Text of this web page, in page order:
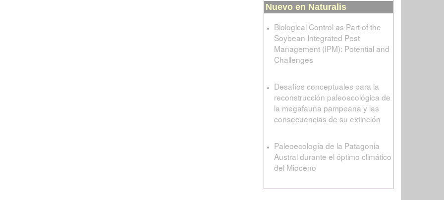
Nuevo en Naturalis
Biological Control as Part of the
Soybean Integrated Pest
Management (IPM): Potential and
Challenges
Desafíos conceptuales para la
reconstrucción paleoecológica de
la megafauna pampeana y las
consecuencias de su extinción
Paleoecología de la Patagonia
Austral durante el óptimo climático
del Mioceno